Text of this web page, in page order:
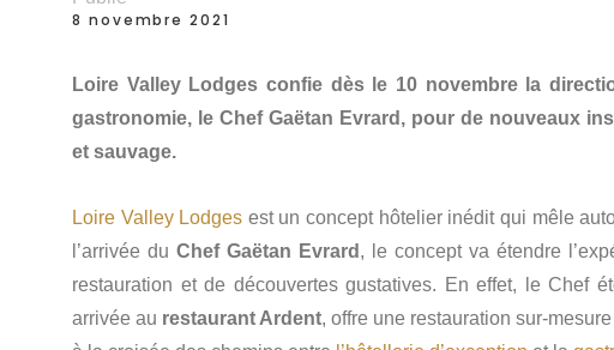
8 novembre 2021
Loire Valley Lodges confie dès le 10 novembre la
gastronomie, le Chef Gaëtan Evrard, pour de nouveaux
et sauvage.
Loire Valley Lodges est un concept hôtelier inédit qui mêle
l’arrivée du Chef Gaëtan Evrard , le concept va étendre
restauration et de découvertes gustatives. En effet, le Chef
arrivée au restaurant Ardent, offre une restauration sur-